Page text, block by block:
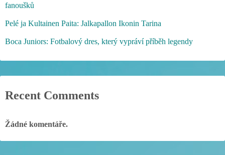
fanoušků
Pelé ja Kultainen Paita: Jalkapallon Ikonin Tarina
Boca Juniors: Fotbalový dres, který vypráví příběh legendy
Recent Comments
Žádné komentáře.